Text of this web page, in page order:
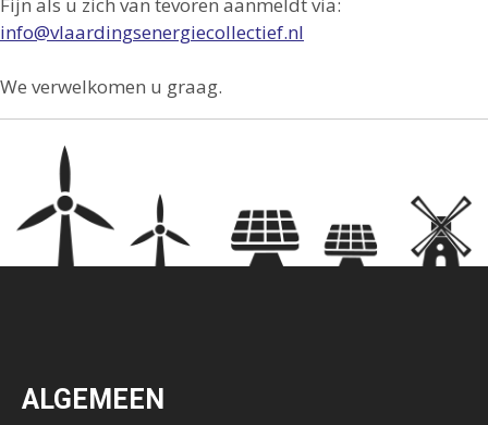
info@vlaardingsenergiecollectief.nl
We verwelkomen u graag.
ALGEMEEN